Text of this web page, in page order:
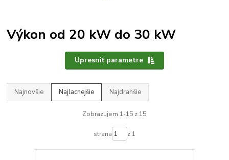
Výkon od 20 kW do 30 kW
Upresniť parametre
Najnovšie Najlacnejšie Najdrahšie
Zobrazujem 1-15 z 15
strana z 1